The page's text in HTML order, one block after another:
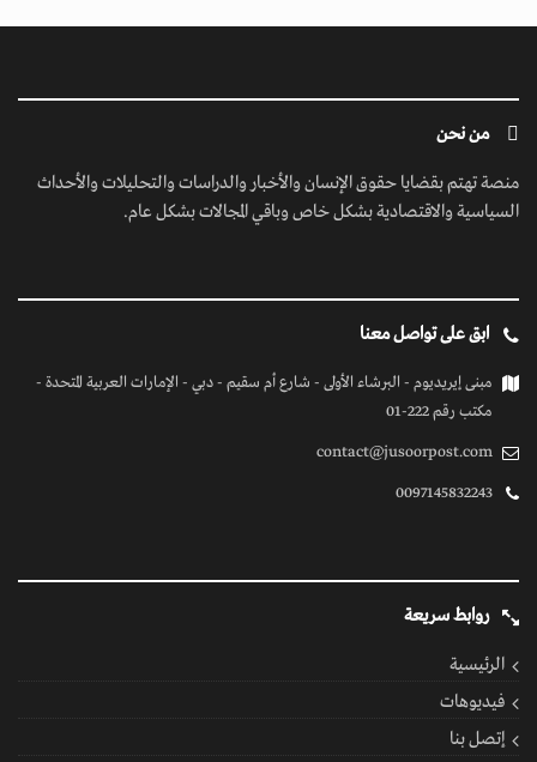
من نحن
منصة تهتم بقضايا حقوق الإنسان والأخبار والدراسات والتحليلات والأحداث
السياسية والاقتصادية بشكل خاص وباقي المجالات بشكل عام.
ابق على تواصل معنا
مبنى إيريديوم - البرشاء الأولى - شارع أم سقيم - دبي - الإمارات العربية المتحدة -
مكتب رقم 222-01
contact@jusoorpost.com
0097145832243
روابط سريعة
الرئيسية
فيديوهات
إتصل بنا